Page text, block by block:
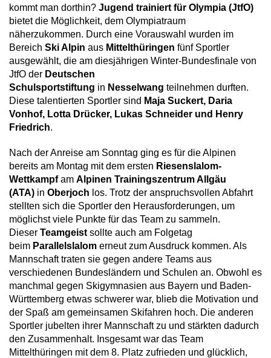
kommt man dorthin? Jugend trainiert für Olympia (JtfO)
bietet die Möglichkeit, dem Olympiatraum
näherzukommen. Durch eine Vorauswahl wurden im
Bereich Ski Alpin aus Mittelthüringen fünf Sportler
ausgewählt, die am diesjährigen Winter-Bundesfinale von
JtfO der Deutschen
Schulsportstiftung in Nesselwang teilnehmen durften.
Diese talentierten Sportler sind Maja Suckert, Daria
Vonhof, Lotta Drücker, Lukas Schneider und Henry
Friedrich.
Nach der Anreise am Sonntag ging es für die Alpinen
bereits am Montag mit dem ersten Riesenslalom-
Wettkampfam Alpinen Trainingszentrum Allgäu
(ATA) in Oberjoch los. Trotz der anspruchsvollen Abfahrt
stellten sich die Sportler den Herausforderungen, um
möglichst viele Punkte für das Team zu sammeln.
Dieser Teamgeist sollte auch am Folgetag
beim Parallelslalom erneut zum Ausdruck kommen. Als
Mannschaft traten sie gegen andere Teams aus
verschiedenen Bundesländern und Schulen an. Obwohl es
manchmal gegen Skigymnasien aus Bayern und Baden-
Württemberg etwas schwerer war, blieb die Motivation und
der Spaß am gemeinsamen Skifahren hoch. Die anderen
Sportler jubelten ihrer Mannschaft zu und stärkten dadurch
den Zusammenhalt. Insgesamt war das Team
Mittelthüringen mit dem 8. Platz zufrieden und glücklich,